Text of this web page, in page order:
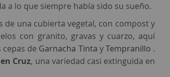
a lo que siempre había sido su sueño.
de una cubierta vegetal, con compost y
con granito, gravas y cuarzo, aquí
de Garnacha Tinta yTempranillo .
Cruz, una variedad casi extinguida en